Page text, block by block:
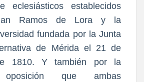
eclesiásticos establecidos
Ramos de Lora y la
fundada por la Junta
de Mérida el 21 de
1810. Y también por la
oposición que ambas